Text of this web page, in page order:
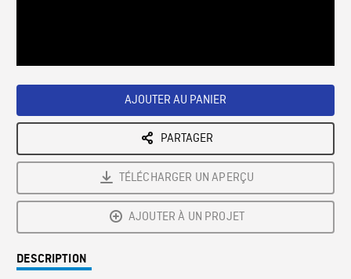
AJOUTER AU PANIER
PARTAGER
TÉLÉCHARGER UN APERÇU
AJOUTER À UN PROJET
DESCRIPTION